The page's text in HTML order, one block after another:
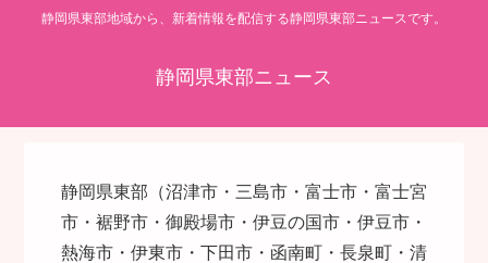
静岡県東部地域から、新着情報を配信する静岡県東部ニュースです。
静岡県東部ニュース
静岡県東部（沼津市・三島市・富士市・富士宮
市・裾野市・御殿場市・伊豆の国市・伊豆市・
熱海市・伊東市・下田市・函南町・長泉町・清